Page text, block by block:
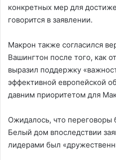
конкретных мер для
говорится в заявлении.
Макрон также согласился
Вашингтон после того, как
выразил поддержку
эффективной европейской
давним приоритетом для
Ожидалось, что переговоры
Белый дом впоследствии
лидерами был